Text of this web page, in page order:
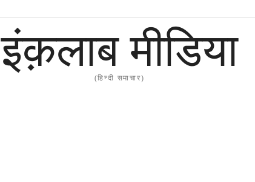
इंक़लाब मीडिया
(हिन्दी समाचार)